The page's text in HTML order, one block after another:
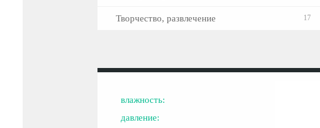
Творчество, развлечение 17
влажность:
давление: